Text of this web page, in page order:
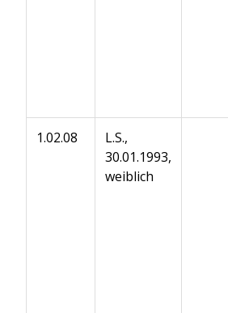
1.02.08
L.S.,
30.01.1993,
weiblich